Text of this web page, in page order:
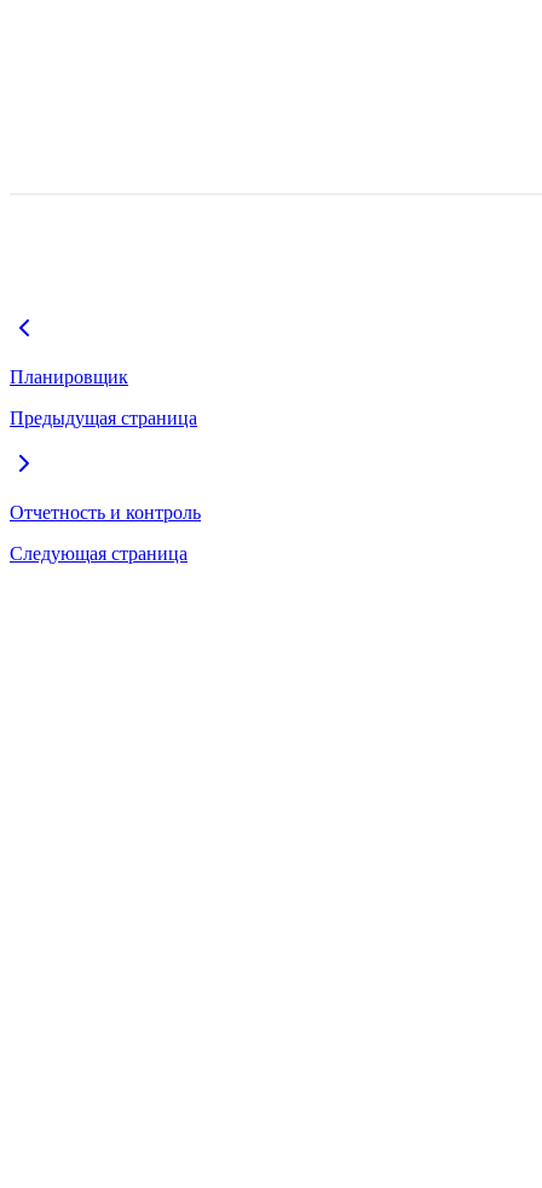
Планировщик
Предыдущая страница
Отчетность и контроль
Следующая страница